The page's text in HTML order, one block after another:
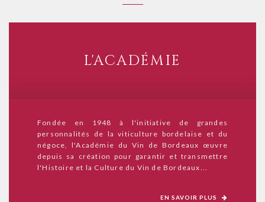
L'ACADÉMIE
Fondée en 1948 à l'initiative de grandes
personnalités de la viticulture bordelaise et du
négoce, l'Académie du Vin de Bordeaux œuvre
depuis sa création pour garantir et transmettre
l'Histoire et la Culture du Vin de Bordeaux...
EN SAVOIR PLUS